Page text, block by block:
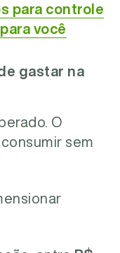
para controle
você
gastar na
O
sem